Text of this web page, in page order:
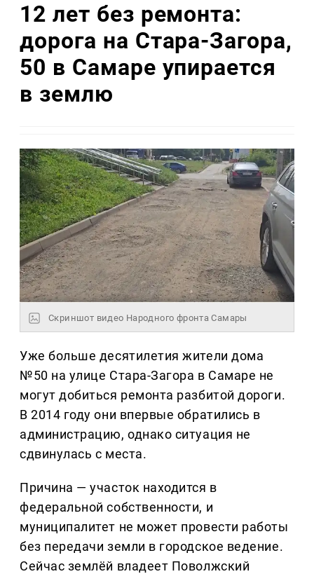
12 лет без ремонта:
дорога на Стара-Загора,
50 в Самаре упирается
в землю
Скриншот видео Народного фронта Самары
Уже больше десятилетия жители дома
№50 на улице Стара-Загора в Самаре не
могут добиться ремонта разбитой дороги.
В 2014 году они впервые обратились в
администрацию, однако ситуация не
сдвинулась с места.
Причина — участок находится в
федеральной собственности, и
муниципалитет не может провести работы
без передачи земли в городское ведение.
Сейчас землёй владеет Поволжский